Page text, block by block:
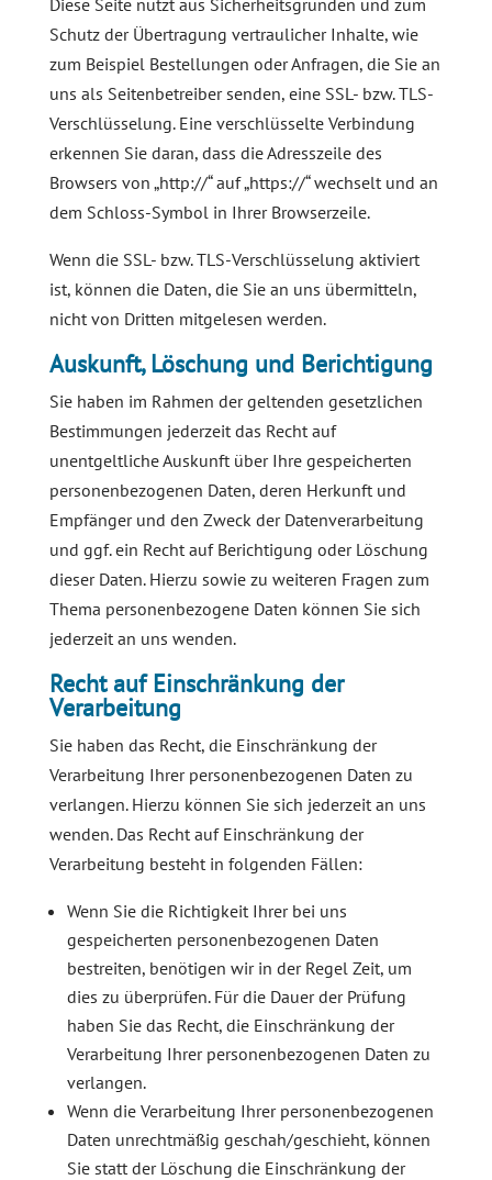
Diese Seite nutzt aus Sicherheitsgründen und zum
Schutz der Übertragung vertraulicher Inhalte, wie
zum Beispiel Bestellungen oder Anfragen, die Sie an
uns als Seitenbetreiber senden, eine SSL- bzw. TLS-
Verschlüsselung. Eine verschlüsselte Verbindung
erkennen Sie daran, dass die Adresszeile des
Browsers von „http://“ auf „https://“ wechselt und an
dem Schloss-Symbol in Ihrer Browserzeile.
Wenn die SSL- bzw. TLS-Verschlüsselung aktiviert
ist, können die Daten, die Sie an uns übermitteln,
nicht von Dritten mitgelesen werden.
Auskunft, Löschung und Berichtigung
Sie haben im Rahmen der geltenden gesetzlichen
Bestimmungen jederzeit das Recht auf
unentgeltliche Auskunft über Ihre gespeicherten
personenbezogenen Daten, deren Herkunft und
Empfänger und den Zweck der Datenverarbeitung
und ggf. ein Recht auf Berichtigung oder Löschung
dieser Daten. Hierzu sowie zu weiteren Fragen zum
Thema personenbezogene Daten können Sie sich
jederzeit an uns wenden.
Recht auf Einschränkung der
Verarbeitung
Sie haben das Recht, die Einschränkung der
Verarbeitung Ihrer personenbezogenen Daten zu
verlangen. Hierzu können Sie sich jederzeit an uns
wenden. Das Recht auf Einschränkung der
Verarbeitung besteht in folgenden Fällen:
Wenn Sie die Richtigkeit Ihrer bei uns
gespeicherten personenbezogenen Daten
bestreiten, benötigen wir in der Regel Zeit, um
dies zu überprüfen. Für die Dauer der Prüfung
haben Sie das Recht, die Einschränkung der
Verarbeitung Ihrer personenbezogenen Daten zu
verlangen.
Wenn die Verarbeitung Ihrer personenbezogenen
Daten unrechtmäßig geschah/geschieht, können
Sie statt der Löschung die Einschränkung der